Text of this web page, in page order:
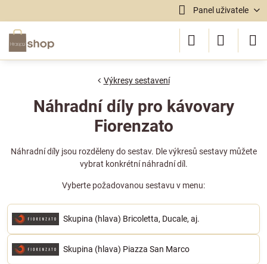
Panel uživatele
Výkresy sestavení
Náhradní díly pro kávovary
Fiorenzato
Náhradní díly jsou rozděleny do sestav. Dle výkresů sestavy můžete
vybrat konkrétní náhradní díl.
Vyberte požadovanou sestavu v menu:
Skupina (hlava) Bricoletta, Ducale, aj.
Skupina (hlava) Piazza San Marco